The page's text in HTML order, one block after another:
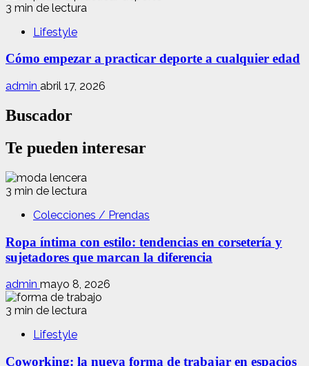
3 min de lectura
Lifestyle
Cómo empezar a practicar deporte a cualquier edad
admin abril 17, 2026
Buscador
Te pueden interesar
3 min de lectura
Colecciones / Prendas
Ropa íntima con estilo: tendencias en corsetería y
sujetadores que marcan la diferencia
admin mayo 8, 2026
3 min de lectura
Lifestyle
Coworking: la nueva forma de trabajar en espacios